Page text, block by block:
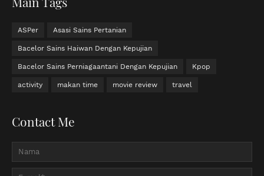
ASPer Asasi Sains Pertanian
Bacelor Sains Haiwan Dengan Kepujian
Bacelor Sains Perniagaantani Dengan Kepujian Kpop
activity makan time movie review travel
Contact Me